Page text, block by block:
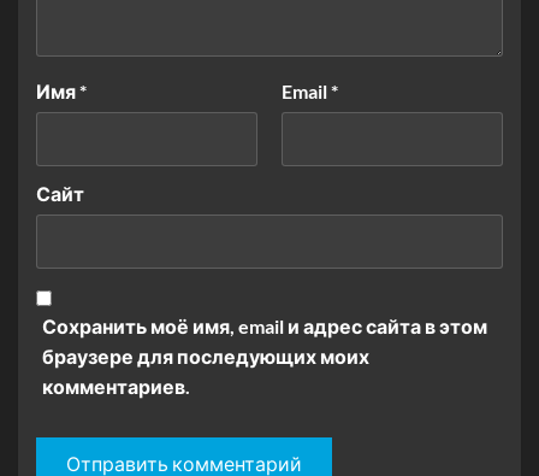
Имя* Email*
Сайт
Сохранить моё имя, email и адрес сайта в этом
браузере для последующих моих
комментариев.